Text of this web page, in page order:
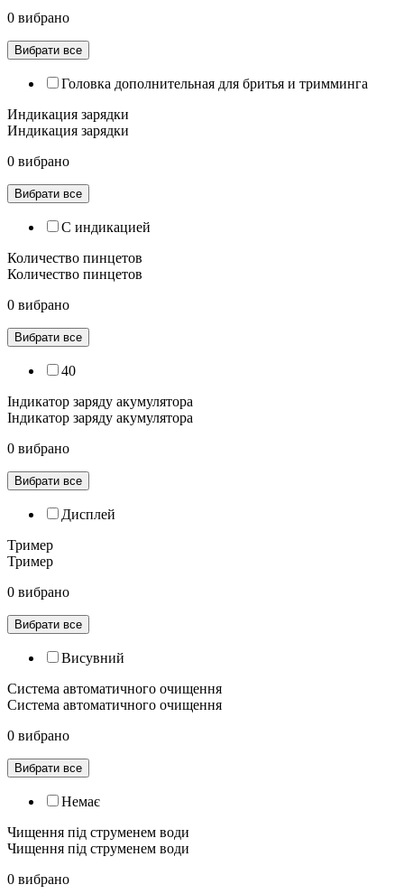
0 вибрано
Вибрати все
Головка дополнительная для бритья и тримминга
Индикация зарядки
Индикация зарядки
0 вибрано
Вибрати все
С индикацией
Количество пинцетов
Количество пинцетов
0 вибрано
Вибрати все
40
Індикатор заряду акумулятора
Індикатор заряду акумулятора
0 вибрано
Вибрати все
Дисплей
Тример
Тример
0 вибрано
Вибрати все
Висувний
Система автоматичного очищення
Система автоматичного очищення
0 вибрано
Вибрати все
Немає
Чищення під струменем води
Чищення під струменем води
0 вибрано